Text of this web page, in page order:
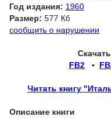
Год издания: 1960
Размер: 577 Кб
сообщить о нарушении
FB2 ▪
Читать книгу
Описание книги